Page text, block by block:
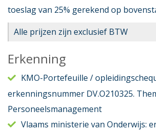
toeslag van 25% gerekend op
Alle prijzen zijn exclusief BTW
Erkenning
KMO-Portefeuille /
erkenningsnummer DV.O210325.
Personeelsmanagement
Vlaams ministerie van Onderwijs: